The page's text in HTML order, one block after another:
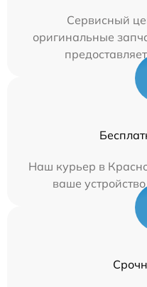
Сервисный
оригинальные
Наш курьер в
ваше